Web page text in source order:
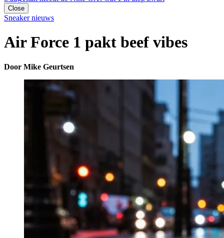
Close
Sneaker nieuws
Air Force 1 pakt beef vibes
Door Mike Geurtsen